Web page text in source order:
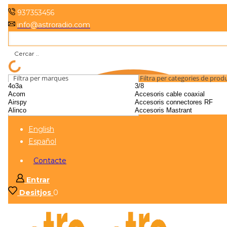
937353456
info@astroradio.com
Filtra per marques Filtra per categories de
English
Español
Contacte
Entrar
Desitjos 0